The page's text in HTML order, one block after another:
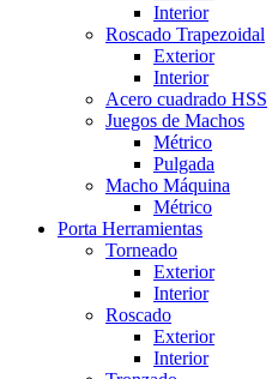
Interior
Roscado Trapezoidal
Exterior
Interior
Acero cuadrado HSS
Juegos de Machos
Métrico
Pulgada
Macho Máquina
Métrico
Porta Herramientas
Torneado
Exterior
Interior
Roscado
Exterior
Interior